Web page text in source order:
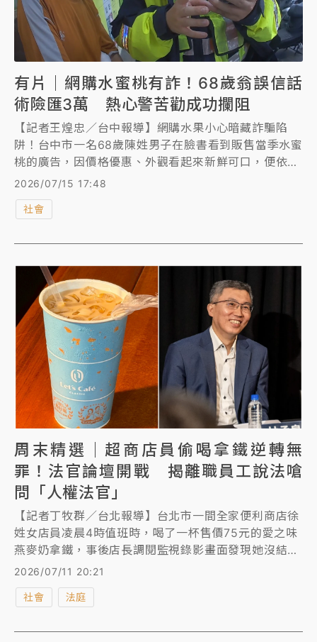
有片｜網購水蜜桃有詐！68歲翁誤信話
術險匯3萬 熱心警苦勸成功攔阻
【記者王煌忠／台中報導】網購水果小心暗藏詐騙陷
阱！台中市一名68歲陳姓男子在臉書看到販售當季水蜜
桃的廣告，因價格優惠、外觀看起來新鮮可口，便依指
示下單購買，未料卻遭詐騙集團以「帳戶異常」、「實
名認證」為由，要求匯款3萬元，甚至還被要誘騙申辦
提款卡，所幸郵局行員察覺有異，立即通報警方到場協
蓄。
2026/07/15 17:48
社會
周末精選｜超商店員偷喝拿鐵逆轉無
罪！法官論壇開戰 揭離職員工說法嗆
問「人權法官」
【記者丁牧群／台北報導】台北市一間全家便利商店徐
姓女店員凌晨4時值班時，喝了一杯售價75元的愛之味
燕麥奶拿鐵，事後店長調閱監視錄影畫面發現她沒結
帳，報警處理，法院一審依業務侵占罪判徐女3月徒
院受命法官，合議庭認為徐女連續值班精神不濟，一時
林孟皇在判決書中重批該店雇主將國家司法資源作為企
2026/07/11 20:21
社會 法庭